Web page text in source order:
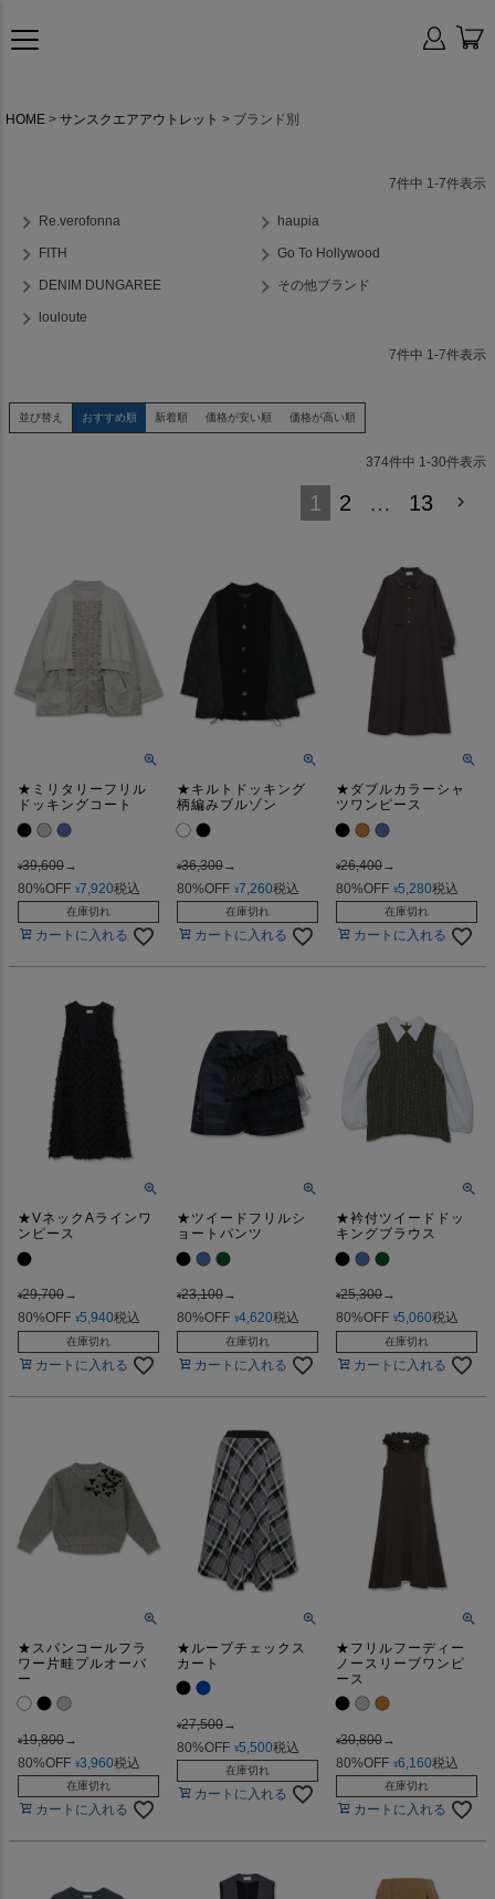
HOME サンスクエアアウトレット ブランド別
7件中 1-7件表示
Re.verofonna haupia
FITH Go To Hollywood
DENIM DUNGAREE その他ブランド
louloute
7件中 1 -7件表示
並び替え おすすめ順 新着順 価格が安い順 価格が高い順
374件中 1-30件表示
1 2 … 13
★ミリタリーフリル
ドッキングコート
¥39,600→
80%OFF ¥7,920税込
在庫切れ
カートに入れる
★キルトドッキング
柄編みブルゾン
¥36,300→
80%OFF ¥7,260税込
在庫切れ
カートに入れる
★ダブルカラーシャ
ツワンピース
¥26,400→
80%OFF ¥5,280税込
在庫切れ
カートに入れる
★VネックAラインワ
ンピース
¥29,700→
80%OFF ¥5,940税込
在庫切れ
カートに入れる
★ツイードフリルシ
ョートパンツ
¥23,100→
80%OFF ¥4,620税込
在庫切れ
カートに入れる
★衿付ツイードドッ
キングブラウス
¥25,300→
80%OFF ¥5,060税込
在庫切れ
カートに入れる
★スパンコールフラ
ワー片畦プルオーバ
ー
¥19,800→
80%OFF ¥3,960税込
在庫切れ
カートに入れる
★ループチェックス
カート
¥27,500→
80%OFF ¥5,500税込
在庫切れ
カートに入れる
★フリルフーディー
ノースリーブワンピ
ース
¥30,800→
80%OFF ¥6,160税込
在庫切れ
カートに入れる